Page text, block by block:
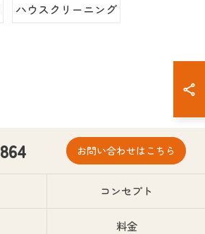
ハウスクリーニング
お問い合わせはこちら
コンセプト
料金